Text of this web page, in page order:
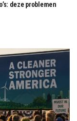
deze problemen